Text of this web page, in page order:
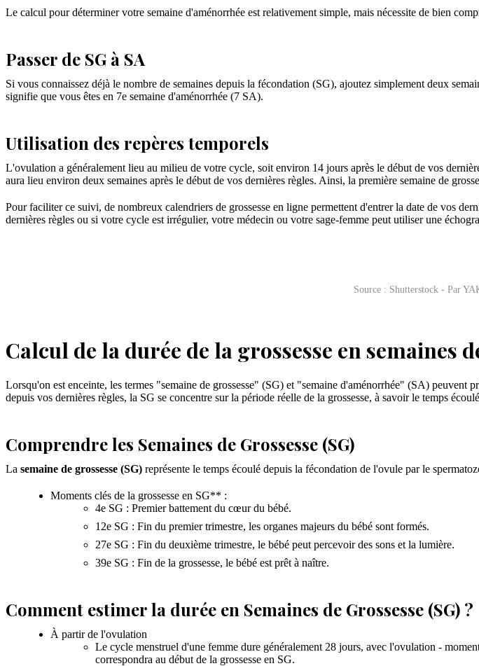
Le calcul pour déterminer votre semaine d'aménorrhée est relativement simple, mais nécessite de bien
Passer de SG à SA
Si vous connaissez déjà le nombre de semaines depuis la fécondation (SG), ajoutez simplement deux
signifie que vous êtes en 7e semaine d'aménorrhée (7 SA).
Utilisation des repères temporels
L'ovulation a généralement lieu au milieu de votre cycle, soit environ 14 jours après le début de vos
aura lieu environ deux semaines après le début de vos dernières règles. Ainsi, la première semaine de
Pour faciliter ce suivi, de nombreux calendriers de grossesse en ligne permettent d'entrer la date de vos
dernières règles ou si votre cycle est irrégulier, votre médecin ou votre sage-femme peut utiliser une
Source : Shutterstock - Par
Calcul de la durée de la grossesse en semaines
Lorsqu'on est enceinte, les termes "semaine de grossesse" (SG) et "semaine d'aménorrhée" (SA)
depuis vos dernières règles, la SG se concentre sur la période réelle de la grossesse, à savoir le temps
Comprendre les Semaines de Grossesse (SG)
La semaine de grossesse (SG) représente le temps écoulé depuis la fécondation de l'ovule par le
Moments clés de la grossesse en SG** :
4e SG : Premier battement du cœur du bébé.
12e SG : Fin du premier trimestre, les organes majeurs du bébé sont formés.
27e SG : Fin du deuxième trimestre, le bébé peut percevoir des sons et la lumière.
39e SG : Fin de la grossesse, le bébé est prêt à naître.
Comment estimer la durée en Semaines de Grossesse (SG) ?
À partir de l'ovulation
Le cycle menstruel d'une femme dure généralement 28 jours, avec l'ovulation -
correspondra au début de la grossesse en SG.